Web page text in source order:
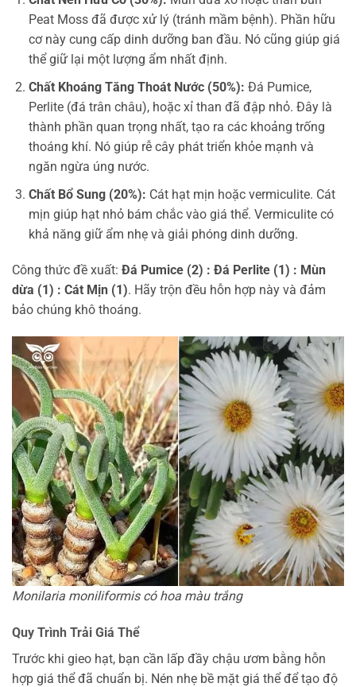
Peat Moss đã được xử lý (tránh mầm bệnh). Phần hữu
cơ này cung cấp dinh dưỡng ban đầu. Nó cũng giúp giá
thể giữ lại một lượng ẩm nhất định.
Chất Khoáng Tăng Thoát Nước (50%): Đá Pumice,
Perlite (đá trân châu), hoặc xỉ than đã đập nhỏ. Đây là
thành phần quan trọng nhất, tạo ra các khoảng trống
thoáng khí. Nó giúp rễ cây phát triển khỏe mạnh và
ngăn ngừa úng nước.
Chất Bổ Sung (20%): Cát hạt mịn hoặc vermiculite. Cát
mịn giúp hạt nhỏ bám chắc vào giá thể. Vermiculite có
khả năng giữ ẩm nhẹ và giải phóng dinh dưỡng.
Công thức đề xuất: Đá Pumice (2) : Đá Perlite (1) : Mùn
dừa (1) : Cát Mịn (1). Hãy trộn đều hỗn hợp này và đảm
bảo chúng khô thoáng.
Monilaria moniliformis có hoa màu trắng
Quy Trình Trải Giá Thể
Trước khi gieo hạt, bạn cần lấp đầy chậu ươm bằng hỗn
hợp giá thể đã chuẩn bị. Nén nhẹ bề mặt giá thể để tạo độ